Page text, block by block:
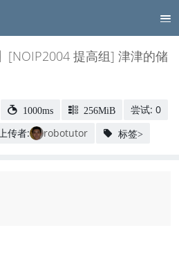
[NOIP2004 提高组] 津津的储
1000ms 256MiB
尝试: 0
上传者: robotutor 标签>